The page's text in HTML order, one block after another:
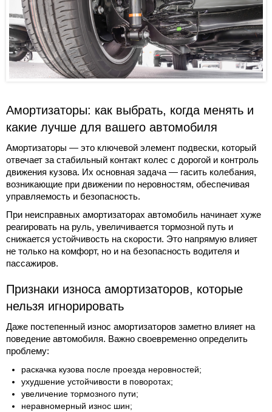
Амортизаторы: как выбрать, когда менять и
какие лучше для вашего автомобиля
Амортизаторы — это ключевой элемент подвески, который
отвечает за стабильный контакт колес с дорогой и контроль
движения кузова. Их основная задача — гасить колебания,
возникающие при движении по неровностям, обеспечивая
управляемость и безопасность.
При неисправных амортизаторах автомобиль начинает хуже
реагировать на руль, увеличивается тормозной путь и
снижается устойчивость на скорости. Это напрямую влияет
не только на комфорт, но и на безопасность водителя и
пассажиров.
Признаки износа амортизаторов, которые
нельзя игнорировать
Даже постепенный износ амортизаторов заметно влияет на
поведение автомобиля. Важно своевременно определить
проблему:
раскачка кузова после проезда неровностей;
ухудшение устойчивости в поворотах;
увеличение тормозного пути;
неравномерный износ шин;